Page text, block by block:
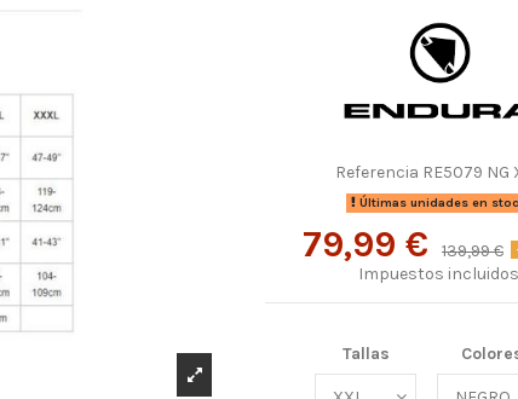
Referencia RE5079 NG
Últimas unidades en
79,99 € 139,99 €
Impuestos incluidos
Tallas